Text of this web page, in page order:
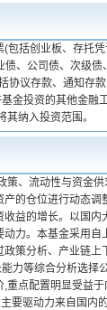
括创业板、存托
、公司债、次级
议存款、通知存
金投资的其他金融
纳入投资范围。
、流动性与资金
的仓位进行动态
益的增长。以国
力。本基金采用
策分析、产业链
力等综合分析选择
点配置明显受益
要驱动力来自国内